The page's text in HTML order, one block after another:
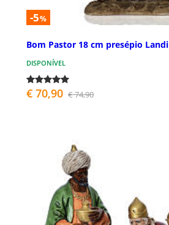
-5%
Bom Pastor 18 cm presépio Landi
DISPONÍVEL
€ 70,90 € 74,90